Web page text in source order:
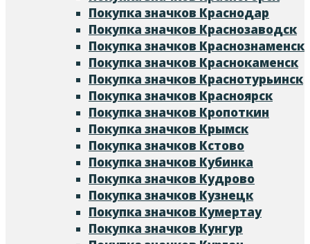
Покупка значков Краснодар
Покупка значков Краснозаводск
Покупка значков Краснознаменск
Покупка значков Краснокаменск
Покупка значков Краснотурьинск
Покупка значков Красноярск
Покупка значков Кропоткин
Покупка значков Крымск
Покупка значков Кстово
Покупка значков Кубинка
Покупка значков Кудрово
Покупка значков Кузнецк
Покупка значков Кумертау
Покупка значков Кунгур